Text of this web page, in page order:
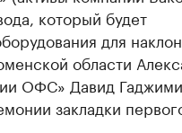
который будет
для
области
ОФС» Давид
закладки